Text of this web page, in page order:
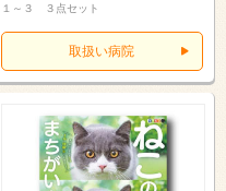
１～３ ３点セット
取扱い病院